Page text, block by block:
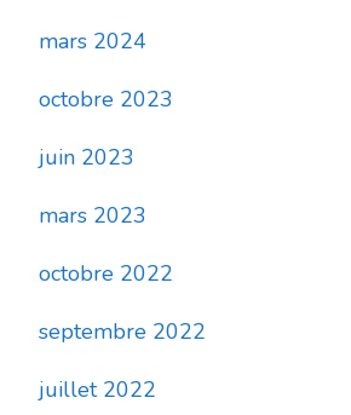
mars 2024
octobre 2023
juin 2023
mars 2023
octobre 2022
septembre 2022
juillet 2022